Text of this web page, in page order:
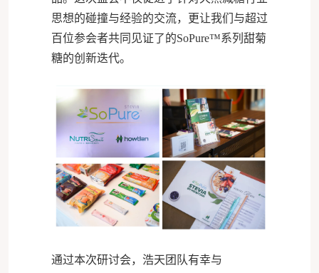
思想的碰撞与经验的交流，更让我们与超过
百位参会者共同见证了的SoPure™系列甜菊
糖的创新迭代。
通过本次研讨会，浩天团队有幸与